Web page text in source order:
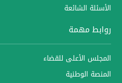
الأسئلة الشائعة
روابط مهمة
المجلس الأعلى للقضاء
المنصة الوطنية